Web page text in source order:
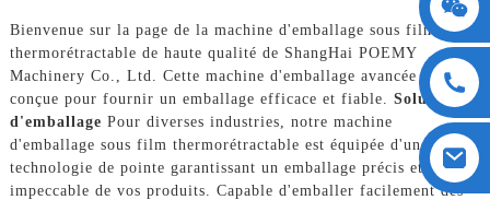
Bienvenue sur la page de la machine d'emballage sous film
thermorétractable de haute qualité de ShangHai POEMY
Machinery Co., Ltd. Cette machine d'emballage avancée est
conçue pour fournir un emballage efficace et fiable. Solutions
d'emballage Pour diverses industries, notre machine
d'emballage sous film thermorétractable est équipée d'une
technologie de pointe garantissant un emballage précis et
impeccable de vos produits. Capable d'emballer facilement des